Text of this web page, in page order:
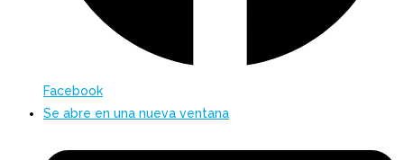
Facebook
Se abre en una nueva ventana